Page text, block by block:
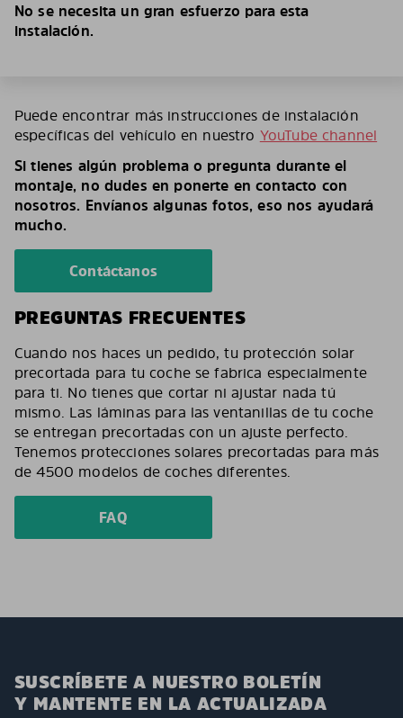
No se necesita un gran esfuerzo para esta
instalación.
Puede encontrar más instrucciones de instalación
específicas del vehículo en nuestro YouTube channel
Si tienes algún problema o pregunta durante el
montaje, no dudes en ponerte en contacto con
nosotros. Envíanos algunas fotos, eso nos ayudará
mucho.
Contáctanos
PREGUNTAS FRECUENTES
Cuando nos haces un pedido, tu protección solar
precortada para tu coche se fabrica especialmente
para ti. No tienes que cortar ni ajustar nada tú
mismo. Las láminas para las ventanillas de tu coche
se entregan precortadas con un ajuste perfecto.
Tenemos protecciones solares precortadas para más
de 4500 modelos de coches diferentes.
FAQ
SUSCRÍBETE A NUESTRO BOLETÍN
Y MANTENTE EN LA ACTUALIZADA